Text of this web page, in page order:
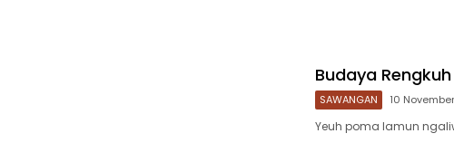
Budaya Rengkuh
SAWANGAN 10
Yeuh poma lamun